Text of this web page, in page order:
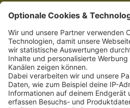
Schnellzugriff
ZAHLUNGSMETHODEN
SOCIAL